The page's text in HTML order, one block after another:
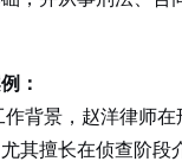
：
背景，赵洋律师
其擅长在侦查阶段